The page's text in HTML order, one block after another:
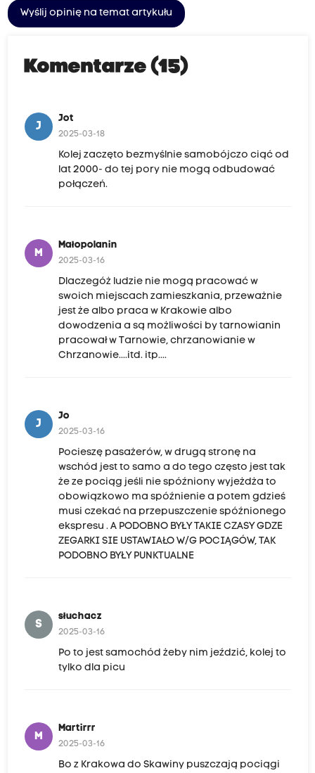
Wyślij opinię na temat artykułu
Komentarze (15)
J
Jot
2025-03-18
Kolej zaczęto bezmyślnie samobójczo ciąć od
lat 2000- do tej pory nie mogą odbudować
połączeń.
M
Małopolanin
2025-03-16
Dlaczegóż ludzie nie mogą pracować w
swoich miejscach zamieszkania, przeważnie
jest że albo praca w Krakowie albo
dowodzenia a są możliwości by tarnowianin
pracował w Tarnowie, chrzanowianie w
Chrzanowie....itd. itp....
J
Jo
2025-03-16
Pocieszę pasażerów, w drugą stronę na
wschód jest to samo a do tego często jest tak
że ze pociąg jeśli nie spóźniony wyjeżdża to
obowiązkowo ma spóźnienie a potem gdzieś
musi czekać na przepuszczenie spóźnionego
ekspresu . A PODOBNO BYŁY TAKIE CZASY GDZE
ZEGARKI SIE USTAWIAŁO W/G POCIĄGÓW, TAK
PODOBNO BYŁY PUNKTUALNE
S
słuchacz
2025-03-16
Po to jest samochód żeby nim jeździć, kolej to
tylko dla picu
M
Martirrr
2025-03-16
Bo z Krakowa do Skawiny puszczają pociągi